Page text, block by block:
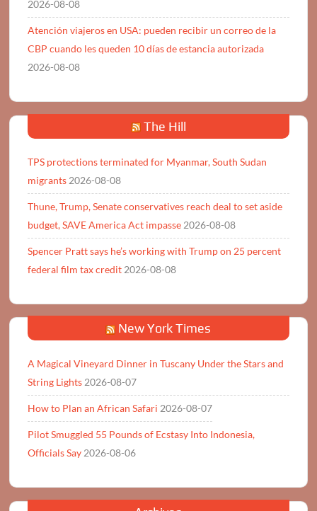
2026-08-08
Atención viajeros en USA: pueden recibir un correo de la
CBP cuando les queden 10 días de estancia autorizada
2026-08-08
The Hill
TPS protections terminated for Myanmar, South Sudan
migrants 2026-08-08
Thune, Trump, Senate conservatives reach deal to set aside
budget, SAVE America Act impasse 2026-08-08
Spencer Pratt says he’s working with Trump on 25 percent
federal film tax credit 2026-08-08
New York Times
A Magical Vineyard Dinner in Tuscany Under the Stars and
String Lights 2026-08-07
How to Plan an African Safari 2026-08-07
Pilot Smuggled 55 Pounds of Ecstasy Into Indonesia,
Officials Say 2026-08-06